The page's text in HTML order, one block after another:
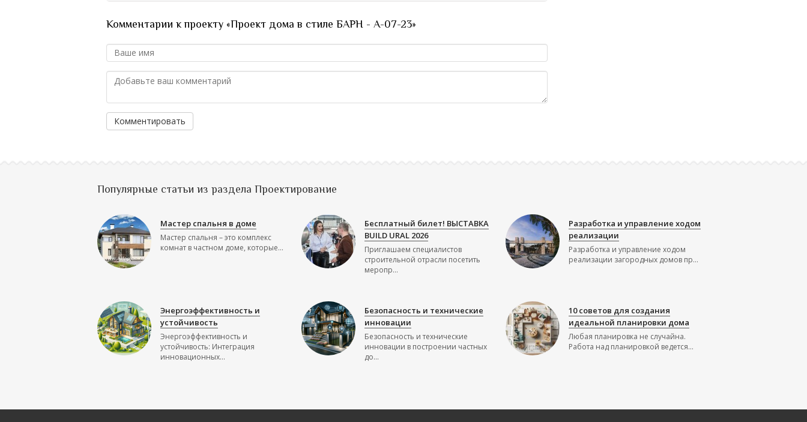
Комментарии к проекту «Проект дома в стиле БАРН - А-07-23»
Комментировать
Популярные статьи из раздела Проектирование
Мастер спальня в доме
Мастер спальня – это комплекс
комнат в частном доме, которые...
Бесплатный билет! ВЫСТАВКА
BUILD URAL 2026
Приглашаем специалистов
строительной отрасли посетить
меропр...
Разработка и управление ходом
реализации
Разработка и управление ходом
реализации загородных домов пр...
Энергоэффективность и
устойчивость
Энергоэффективность и
устойчивость: Интеграция
инновационных...
Безопасность и технические
инновации
Безопасность и технические
инновации в построении частных
до...
10 советов для создания
идеальной планировки дома
Любая планировка не случайна.
Работа над планировкой ведется...